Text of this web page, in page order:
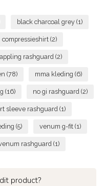
black charcoal grey (1)
compressieshirt (2)
rashguard (2)
(78) mma kleding (6)
(16) no gi rashguard (2)
sleeve rashguard (1)
(5) venum g-fit (1)
rashguard(1)
product?